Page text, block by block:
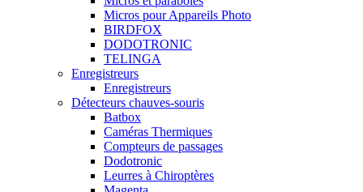
Micros pour Appareils Photo
BIRDFOX
DODOTRONIC
TELINGA
Enregistreurs
Enregistreurs
Détecteurs chauves-souris
Batbox
Caméras Thermiques
Compteurs de passages
Dodotronic
Leurres à Chiroptères